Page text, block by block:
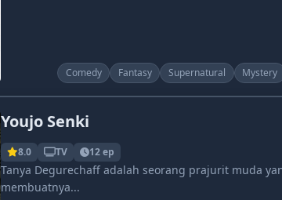
Comedy Fantasy Supernatural Mystery
Youjo Senki
8.0 TV 12 ep
Tanya Degurechaff adalah seorang prajurit muda
membuatnya...